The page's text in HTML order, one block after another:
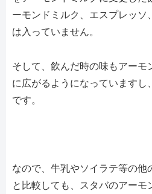
ーモンドミルク、エスプレッソ
は入っていません。
そして、飲んだ時の味もアーモ
に広がるようになっていますし
です。
なので、牛乳やソイラテ等の他
と比較しても、スタバのアーモ